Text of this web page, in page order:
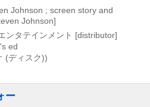
Johnson ; screen story and
Johnson]
ンタテインメント [distributor]
ed
(ディスク))
ー